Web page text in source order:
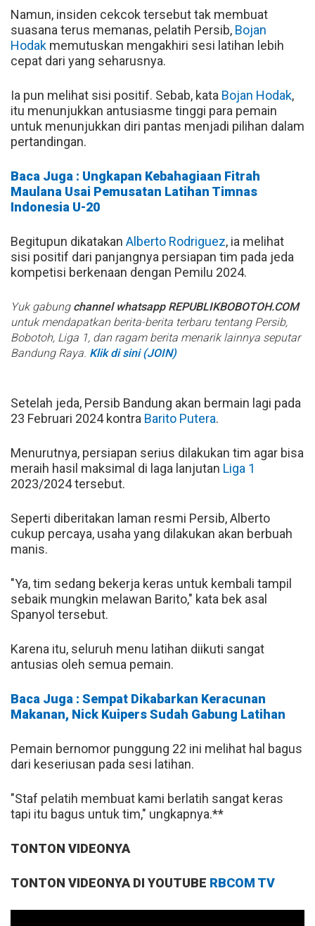
Namun, insiden cekcok tersebut tak membuat
suasana terus memanas, pelatih Persib, Bojan
Hodak memutuskan mengakhiri sesi latihan lebih
cepat dari yang seharusnya.
Ia pun melihat sisi positif. Sebab, kata Bojan Hodak,
itu menunjukkan antusiasme tinggi para pemain
untuk menunjukkan diri pantas menjadi pilihan dalam
pertandingan.
Baca Juga : Ungkapan Kebahagiaan Fitrah
Maulana Usai Pemusatan Latihan Timnas
Indonesia U-20
Begitupun dikatakan Alberto Rodriguez, ia melihat
sisi positif dari panjangnya persiapan tim pada jeda
kompetisi berkenaan dengan Pemilu 2024.
Yuk gabung channel whatsapp REPUBLIKBOBOTOH.COM
untuk mendapatkan berita-berita terbaru tentang Persib,
Bobotoh, Liga 1, dan ragam berita menarik lainnya seputar
Bandung Raya. Klik di sini (JOIN)
Setelah jeda, Persib Bandung akan bermain lagi pada
23 Februari 2024 kontra Barito Putera.
Menurutnya, persiapan serius dilakukan tim agar bisa
meraih hasil maksimal di laga lanjutan Liga 1
2023/2024 tersebut.
Seperti diberitakan laman resmi Persib, Alberto
cukup percaya, usaha yang dilakukan akan berbuah
manis.
"Ya, tim sedang bekerja keras untuk kembali tampil
sebaik mungkin melawan Barito," kata bek asal
Spanyol tersebut.
Karena itu, seluruh menu latihan diikuti sangat
antusias oleh semua pemain.
Baca Juga : Sempat Dikabarkan Keracunan
Makanan, Nick Kuipers Sudah Gabung Latihan
Pemain bernomor punggung 22 ini melihat hal bagus
dari keseriusan pada sesi latihan.
"Staf pelatih membuat kami berlatih sangat keras
tapi itu bagus untuk tim," ungkapnya.**
TONTON VIDEONYA
TONTON VIDEONYA DI YOUTUBE RBCOM TV